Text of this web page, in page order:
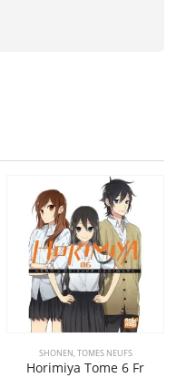
SHONEN,TOMES NEUFS
Horimiya Tome 6 Fr